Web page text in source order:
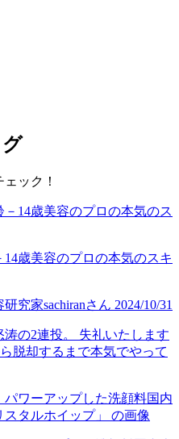
ック！
歳美容のプロの本気のスキ
研究家sachiranさん 2024/10/31
涛の2連投。 失礼いたします
脱却するまで本気でやって